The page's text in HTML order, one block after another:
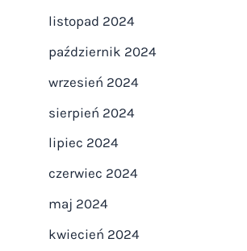
listopad 2024
październik 2024
wrzesień 2024
sierpień 2024
lipiec 2024
czerwiec 2024
maj 2024
kwiecień 2024